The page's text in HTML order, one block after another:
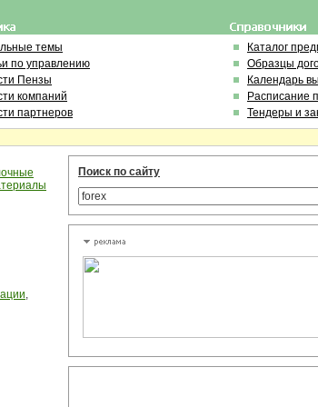
темы
по управлению
Пензы
компаний
партнеров
Каталог
Образцы
Календарь
Расписание
Тендеры и
,
Поиск по сайту